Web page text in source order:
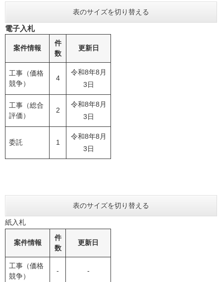
表のサイズを切り替える
電子入札
案件情報
件
数
更新日
工事（価格
競争）
4
令和8年8月
3日
工事（総合
評価）
2
令和8年8月
3日
委託 1
令和8年8月
3日
表のサイズを切り替える
紙入札
案件情報
件
数
更新日
工事（価格
競争）
- -